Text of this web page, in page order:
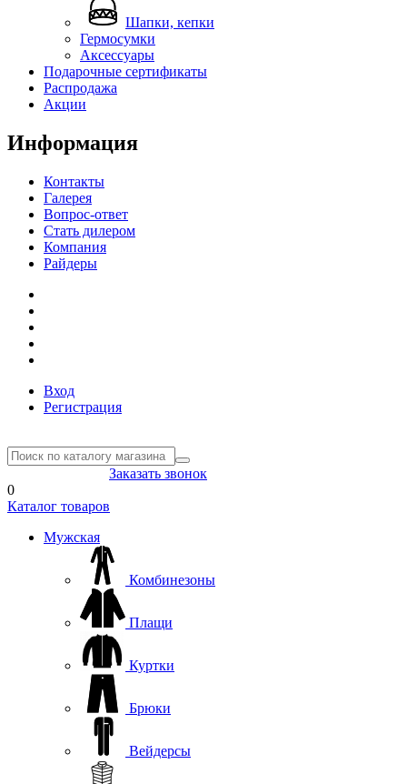
Шапки, кепки
Гермосумки
Аксессуары
Подарочные сертификаты
Распродажа
Акции
Информация
Контакты
Галерея
Вопрос-ответ
Стать дилером
Компания
Райдеры
Вход
Регистрация
Заказать звонок
0
Каталог товаров
Мужская
Комбинезоны
Плащи
Куртки
Брюки
Вейдерсы